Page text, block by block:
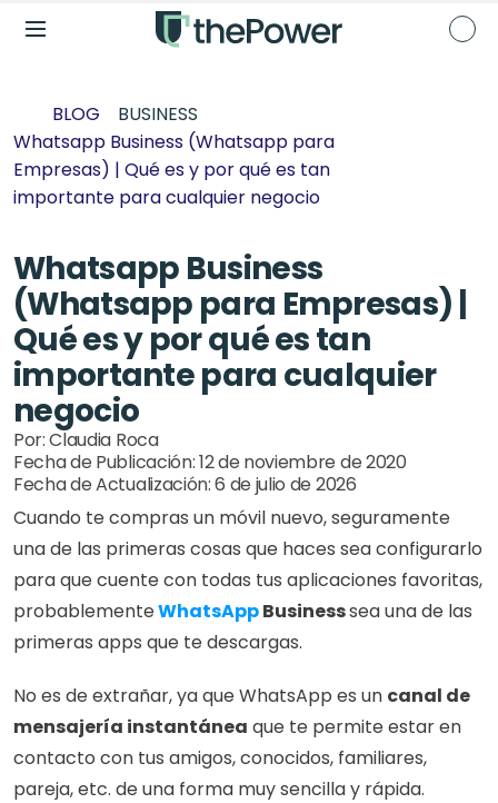
BLOG
BUSINESS
Whatsapp Business (Whatsapp para
Empresas) | Qué es y por qué es tan
importante para cualquier negocio
Whatsapp Business
(Whatsapp para Empresas) |
Qué es y por qué es tan
importante para cualquier
negocio
Por: Claudia Roca
Fecha de Publicación: 12 de noviembre de 2020
Fecha de Actualización: 6 de julio de 2026
Cuando te compras un móvil nuevo, seguramente
una de las primeras cosas que haces sea configurarlo
para que cuente con todas tus aplicaciones favoritas,
probablementeWhatsApp Business sea una de las
primeras apps que te descargas.
No es de extrañar, ya que WhatsApp es un canal de
mensajería instantánea que te permite estar en
contacto con tus amigos, conocidos, familiares,
pareja, etc. de una forma muy sencilla y rápida.